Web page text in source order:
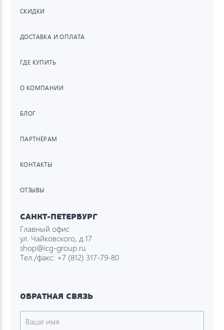
СКИДКИ
ДОСТАВКА И ОПЛАТА
ГДЕ КУПИТЬ
О КОМПАНИИ
БЛОГ
ПАРТНЁРАМ
КОНТАКТЫ
ОТЗЫВЫ
САНКТ-ПЕТЕРБУРГ
Главный офис
ул. Чайковского, д.17
shop@icg-group.ru
Тел./факс: +7 (812) 317-79-80
ОБРАТНАЯ СВЯЗЬ